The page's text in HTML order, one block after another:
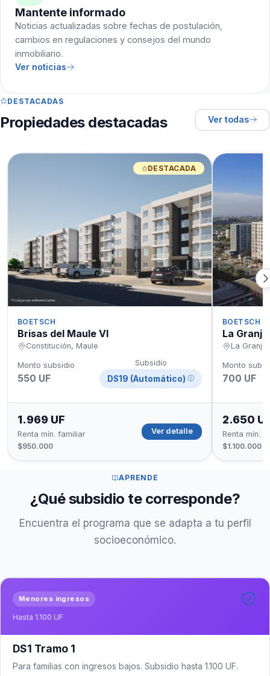
Mantente informado
Noticias actualizadas sobre fechas de postulación,
cambios en regulaciones y consejos del mundo
inmobiliario.
Ver noticias
DESTACADAS
Propiedades destacadas Ver todas
DESTACADA
BOETSCH
Brisas del Maule VI
Constitución, Maule
Monto subsidio
550 UF
Subsidio
DS19 (Automático) ⓘ
1.969 UF
Renta mín. familiar
$950.000
Ver detalle
BOETSCH
La Granja
La
Monto
700 UF
2.650
Renta mín.
$1.100.000
APRENDE
¿Qué subsidio te corresponde?
Encuentra el programa que se adapta a tu perfil
socioeconómico.
Menores ingresos
Hasta 1.100 UF
DS1 Tramo 1
Para familias con ingresos bajos. Subsidio hasta 1.100 UF.